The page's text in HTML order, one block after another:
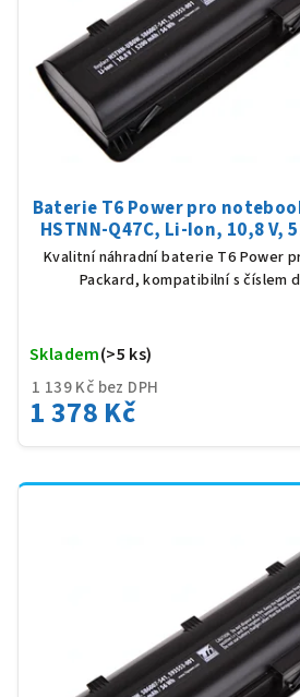
Baterie T6 Power pro
HSTNN-Q47C, Li-Ion, 10,8 V,
černá
Kvalitní náhradní baterie T6 Power
Packard, kompatibilní s číslem
1 139 Kč bez DPH
1 378 Kč
Skladem(>5 ks)